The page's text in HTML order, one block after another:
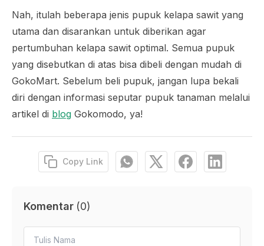
Nah, itulah beberapa jenis pupuk kelapa sawit yang
utama dan disarankan untuk diberikan agar
pertumbuhan kelapa sawit optimal. Semua pupuk
yang disebutkan di atas bisa dibeli dengan mudah di
GokoMart. Sebelum beli pupuk, jangan lupa bekali
diri dengan informasi seputar pupuk tanaman melalui
artikel di blog Gokomodo, ya!
Copy Link
Komentar (0)